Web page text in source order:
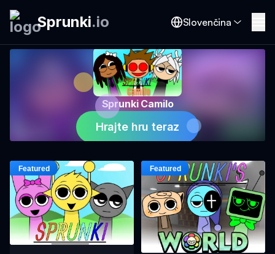
Sprunki.io Slovenčina
Sprunki Camilo
Hrajte hru teraz